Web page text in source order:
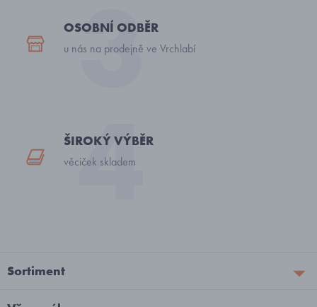
OSOBNÍ ODBĚR
u nás na prodejně ve Vrchlabí
ŠIROKÝ VÝBĚR
věciček skladem
Sortiment